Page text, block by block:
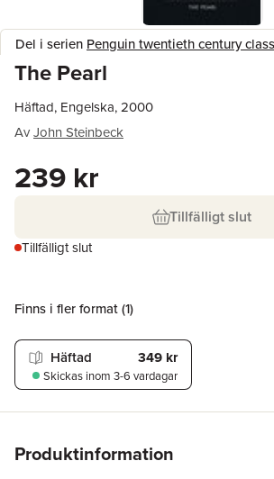
Del i serien Penguin twentieth century
The Pearl
Häftad, Engelska, 2000
AvJohn Steinbeck
239 kr
Tillfälligt slut
Tillfälligt slut
Finns i fler format (1)
Häftad 349 kr
Skickas inom 3-6 vardagar
Produktinformation